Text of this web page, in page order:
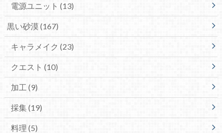
電源ユニット (13)
黒い砂漠 (167)
キャラメイク (23)
クエスト (10)
加工 (9)
採集(19)
料理 (5)